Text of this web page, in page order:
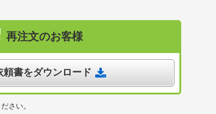
再注文のお客様
頼書をダウンロード
さい。